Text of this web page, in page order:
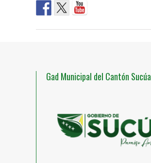
Gad Municipal del Cantón Sucúa